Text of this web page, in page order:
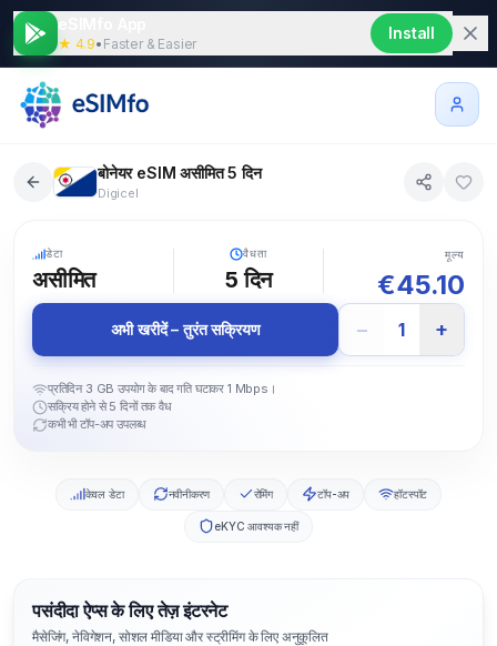
★ 4.9• Faster & Easier
Install
बोनेयर eSIM असीमित 5 दिन
Digicel
डेटा
असीमित
वैधता
5 दिन
मूल्य
€45.10
अभी खरीदें – तुरंत सक्रियण − 1 +
प्रतिदिन 3 GB उपयोग के बाद गति घटाकर 1 Mbps।
सक्रिय होने से 5 दिनों तक वैध
कभी भी टॉप-अप उपलब्ध
केवल डेटा नवीनीकरण रोमिंग टॉप-अप हॉटस्पॉट
eKYC आवश्यक नहीं
पसंदीदा ऐप्स के लिए तेज़ इंटरनेट
मैसेजिंग, नेविगेशन, सोशल मीडिया और स्ट्रीमिंग के लिए अनुकूलित